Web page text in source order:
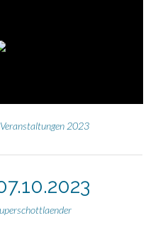
Veranstaltungen 2023